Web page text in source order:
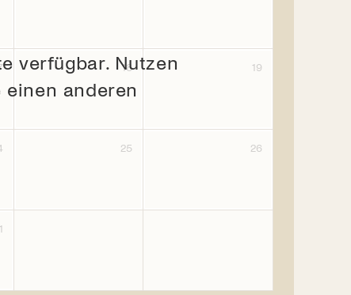
verfügbar. Nutzen
anderen
18 19
25 26